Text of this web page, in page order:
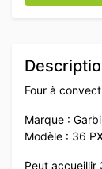
Four à
Marque :
Modèle : 36
Peut